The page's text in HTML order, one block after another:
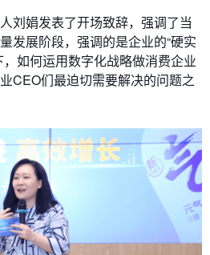
刘娟发表了开场致辞，强调了当
发展阶段，强调的是企业的“硬实
如何运用数字化战略做消费企业
CEO们最迫切需要解决的问题之